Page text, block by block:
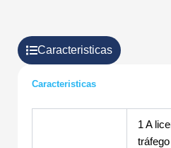
Caracteristicas
Caracteristicas
1 A